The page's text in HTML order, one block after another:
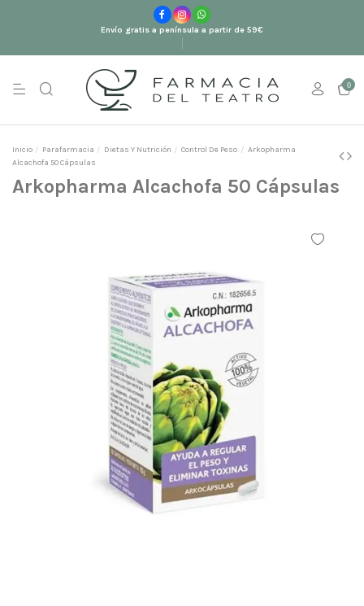
Envío gratis a península a partir de 59€
0
Inicio Parafarmacia Dietas Y Nutrición Control De Peso
Arkopharma
Alcachofa 50 Cápsulas
Arkopharma Alcachofa 50 Cápsulas